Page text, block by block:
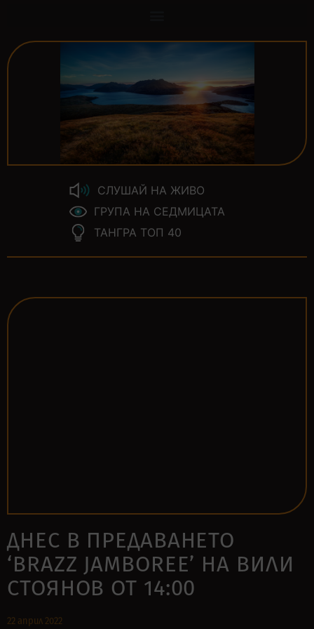
СЛУШАЙ НА ЖИВО
ГРУПА НА СЕДМИЦАТА
ТАНГРА ТОП 40
ДНЕС В ПРЕДАВАНЕТО
‘BRAZZ JAMBOREE’ НА ВИЛИ
СТОЯНОВ ОТ 14:00
22 април 2022